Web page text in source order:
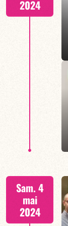
2024
Sam. 4
mai
2024